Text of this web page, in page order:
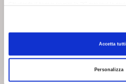
Accetta tutti
Personalizza